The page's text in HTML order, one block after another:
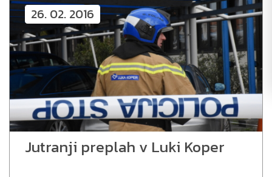
26. 02. 2016
Jutranji preplah v Luki Koper